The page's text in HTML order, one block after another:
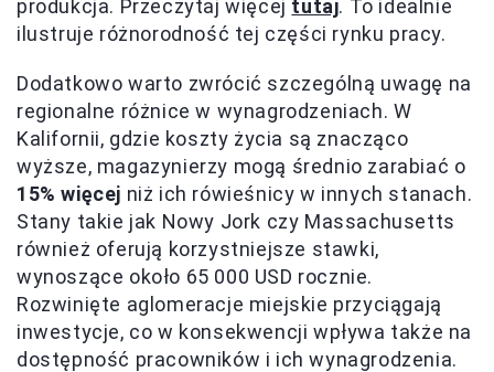
produkcja. Przeczytaj więcej tutaj. To idealnie
ilustruje różnorodność tej części rynku pracy.
Dodatkowo warto zwrócić szczególną uwagę na
regionalne różnice w wynagrodzeniach. W
Kalifornii, gdzie koszty życia są znacząco
wyższe, magazynierzy mogą średnio zarabiać o
15% więcej niż ich rówieśnicy w innych stanach.
Stany takie jak Nowy Jork czy Massachusetts
również oferują korzystniejsze stawki,
wynoszące około 65 000 USD rocznie.
Rozwinięte aglomeracje miejskie przyciągają
inwestycje, co w konsekwencji wpływa także na
dostępność pracowników i ich wynagrodzenia.